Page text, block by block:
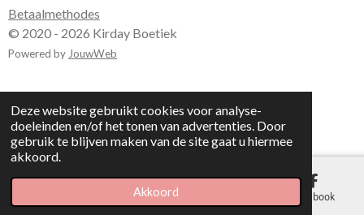
Deze website gebruikt cookies voor analyse-
doeleinden en/of het tonen van advertenties. Door
gebruik te blijven maken van de site gaat u hiermee
akkoord.
Akkoord
Betaalmethodes
© 2020 - 2026 Kirday Boetiek
Powered by JouwWeb
Facebook